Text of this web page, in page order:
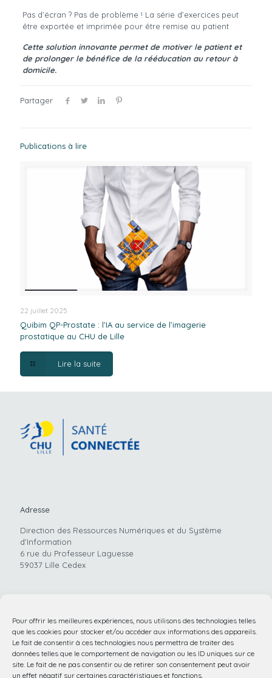
Pour offrir les meilleures expériences, nous utilisons des technologies telles
que les cookies pour stocker et/ou accéder aux informations des appareils.
Le fait de consentir à ces technologies nous permettra de traiter des
données telles que le comportement de navigation ou les ID uniques sur ce
site. Le fait de ne pas consentir ou de retirer son consentement peut avoir
un effet négatif sur certaines caractéristiques et fonctions.
Pas d’écran ? Pas de problème ! La série d’exercices peut
être exportée et imprimée pour être remise au patient
Cette solution innovante permet de motiver le patient et
de prolonger le bénéfice de la rééducation au retour à
domicile.
Partager
Publications à lire
22 juillet 2025
Quibim QP-Prostate : l’IA au service de l’imagerie
prostatique au CHU de Lille
Lire la suite
Adresse
Direction des Ressources Numériques et du Système
d’Information
6 rue du Professeur Laguesse
59037 Lille Cedex
Téléphone
03.20.44.59.62